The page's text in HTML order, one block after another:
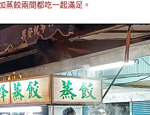
蒸餃兩間都吃一起滿足。